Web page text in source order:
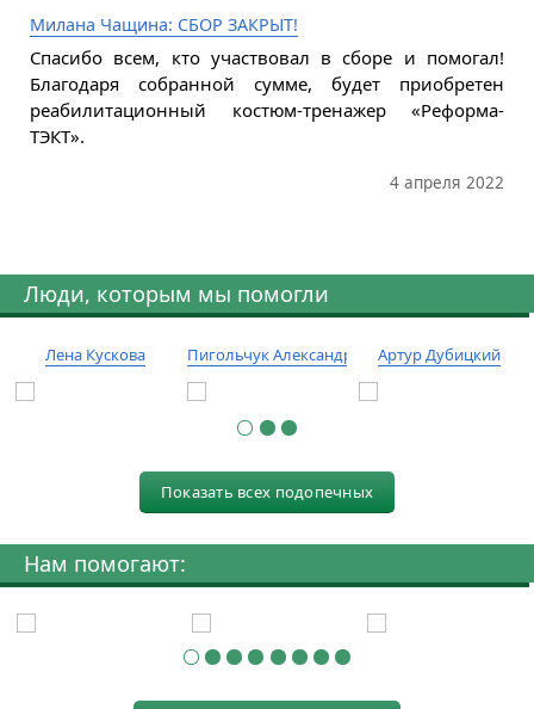
Милана Чащина: СБОР ЗАКРЫТ!
Спасибо всем, кто участвовал в сборе и помогал!
Благодаря собранной сумме, будет приобретен
реабилитационный костюм-тренажер «Реформа-
ТЭКТ».
4 апреля 2022
Люди, которым мы помогли
Лена Кускова Пигольчук Александр Артур Дубицкий
Показать всех подопечных
Нам помогают: